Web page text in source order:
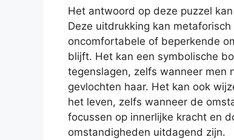
Het antwoord op deze puzzel
Deze uitdrukking kan
oncomfortabele of beperkende
blijft. Het kan een symbolische
tegenslagen, zelfs wanneer men
gevlochten haar. Het kan ook
het leven, zelfs wanneer de
focussen op innerlijke kracht en
omstandigheden uitdagend zijn.